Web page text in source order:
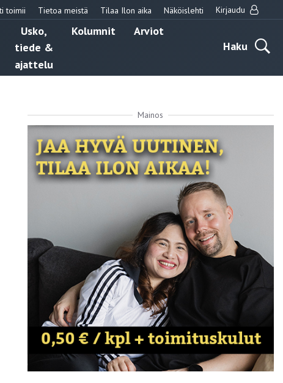
toimii Tietoa meistä Tilaa Ilon aika Näköislehti Kirjaudu
Usko,
tiede &
ajattelu
Kolumnit
Arviot
Haku
Mainos